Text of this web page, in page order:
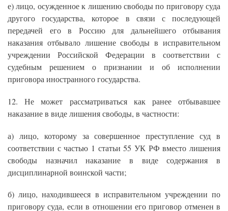
е) лицо, осужденное к лишению свободы по приговору суда
другого государства, которое в связи с последующей
передачей его в Россию для дальнейшего отбывания
наказания отбывало лишение свободы в исправительном
учреждении Российской Федерации в соответствии с
судебным решением о признании и об исполнении
приговора иностранного государства.
12. Не может рассматриваться как ранее отбывавшее
наказание в виде лишения свободы, в частности:
а) лицо, которому за совершенное преступление суд в
соответствии с частью 1 статьи 55 УК РФ вместо лишения
свободы назначил наказание в виде содержания в
дисциплинарной воинской части;
б) лицо, находившееся в исправительном учреждении по
приговору суда, если в отношении его приговор отменен в